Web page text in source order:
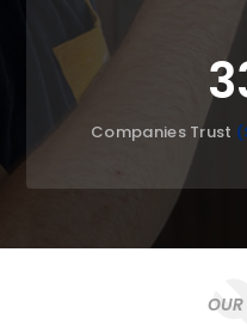
Companies Trust
OUR